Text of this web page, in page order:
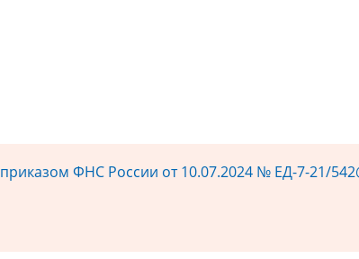
приказом ФНС России от 10.07.2024 № ЕД-7-21/